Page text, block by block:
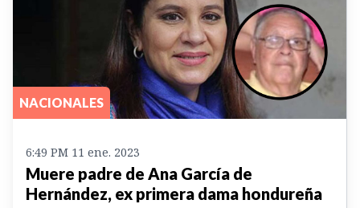
NACIONALES
6:49 PM 11 ene. 2023
Muere padre de Ana García de
Hernández, ex primera dama hondureña